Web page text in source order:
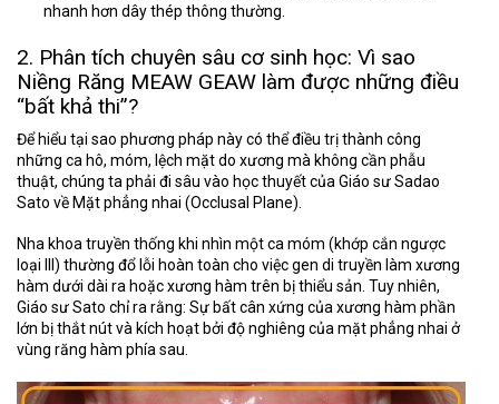
nhanh hơn dây thép thông thường.
2. Phân tích chuyên sâu cơ sinh học: Vì sao
Niềng Răng MEAW GEAW làm được những điều
“bất khả thi”?
Để hiểu tại sao phương pháp này có thể điều trị thành công
những ca hô, móm, lệch mặt do xương mà không cần phẫu
thuật, chúng ta phải đi sâu vào học thuyết của Giáo sư Sadao
Sato về Mặt phẳng nhai (Occlusal Plane).
Nha khoa truyền thống khi nhìn một ca móm (khớp cắn ngược
loại III) thường đổ lỗi hoàn toàn cho việc gen di truyền làm xương
hàm dưới dài ra hoặc xương hàm trên bị thiểu sản. Tuy nhiên,
Giáo sư Sato chỉ ra rằng: Sự bất cân xứng của xương hàm phần
lớn bị thắt nút và kích hoạt bởi độ nghiêng của mặt phẳng nhai ở
vùng răng hàm phía sau.